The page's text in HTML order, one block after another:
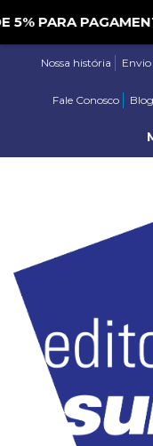
PARA
Nossa história
Fale Conosco